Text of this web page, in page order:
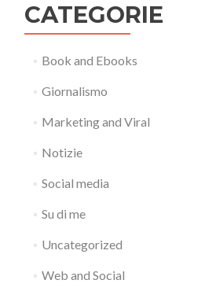
CATEGORIE
Book and Ebooks
Giornalismo
Marketing and Viral
Notizie
Social media
Su di me
Uncategorized
Web and Social